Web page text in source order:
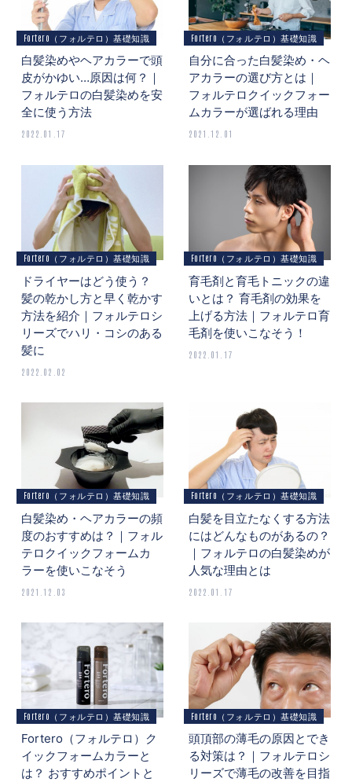
Fortero（フォルテロ）基礎知識
白髪染めやヘアカラーで頭
皮がかゆい…原因は何？｜
フォルテロの白髪染めを安
全に使う方法
2022.01.17
Fortero（フォルテロ）基礎知識
自分に合った白髪染め・ヘ
アカラーの選び方とは｜
フォルテロクイックフォー
ムカラーが選ばれる理由
2021.12.01
Fortero（フォルテロ）基礎知識
ドライヤーはどう使う？
髪の乾かし方と早く乾かす
方法を紹介｜フォルテロシ
リーズでハリ・コシのある
髪に
2022.02.02
Fortero（フォルテロ）基礎知識
育毛剤と育毛トニックの違
いとは？ 育毛剤の効果を
上げる方法｜フォルテロ育
毛剤を使いこなそう！
2022.01.17
Fortero（フォルテロ）基礎知識
白髪染め・ヘアカラーの頻
度のおすすめは？｜フォル
テロクイックフォームカ
ラーを使いこなそう
2021.12.03
Fortero（フォルテロ）基礎知識
白髪を目立たなくする方法
にはどんなものがあるの？
｜フォルテロの白髪染めが
人気な理由とは
2022.01.17
Fortero（フォルテロ）基礎知識
Fortero（フォルテロ）ク
イックフォームカラーと
は？ おすすめポイントと
Fortero（フォルテロ）基礎知識
頭頂部の薄毛の原因とでき
る対策は？｜フォルテロシ
リーズで薄毛の改善を目指